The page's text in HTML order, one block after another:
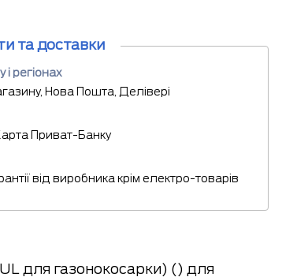
та доставки
регіонах
Нова Пошта, Делівері
Приват-Банку
від виробника крім електро-товарів
для газонокосарки) () для